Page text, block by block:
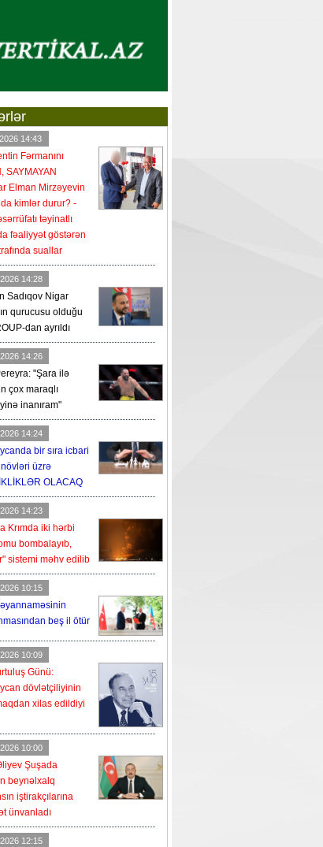
14:43
Fərmanını
SAYMAYAN
Elman Mirzəyevin
kimlər durur? -
təyinatlı
fəaliyyət göstərən
suallar
14:28
Sadıqov Nigar
qurucusu olduğu
dan ayrıldı
14:26
"Şara ilə
çox maraqlı
inanıram"
14:24
bir sıra icbari
növləri üzrə
OLACAQ
14:23
Krımda iki hərbi
bombalayıb,
sistemi məhv edilib
10:15
beş il ötür
10:09
Günü:
dövlətçiliyinin
xilas edildiyi
10:00
Şuşada
beynəlxalq
iştirakçılarına
ünvanladı
12:15